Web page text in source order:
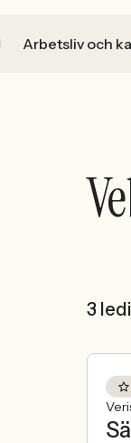
Arbetsliv och
3